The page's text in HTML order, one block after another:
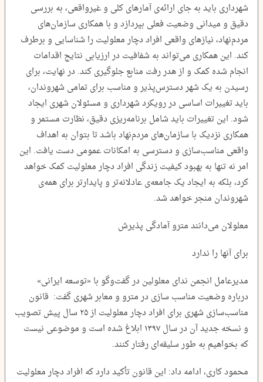
شهرداری باید به جای ارائه‌ی آمارهای کلی و غیرواقعی، به بررسی
دقیق و میدانی وضعیت فعلی بپردازد و با همکاری سازمان‌های
مردم‌نهاد، نیازهای واقعی افراد دچار معلولیت را شناسایی و برطرف
کند. این همکاری می‌تواند به شفافیت در ارزیابی نتایج اقدامات
انجام شده کمک و از هدر رفت منابع جلوگیری کند. در نهایت، برای
رسیدن به یک شهر دسترس‌پذیر و مناسب برای تمامی شهروندان،
باید تغییرات اساسی در رویکرد شهرداری و مسئولان شهری ایجاد
شود. این تغییرات باید شامل برنامه‌ریزی دقیق، نظارت مستمر و
همکاری نزدیک با سازمان‌های مردم‌نهاد باشد تا بتوان به اهداف
واقعی مناسب‌سازی و دسترسی به امکانات عمومی دست یافت. این
امر نه تنها به بهبود کیفیت زندگی افراد دچار معلولیت کمک خواهد
کرد، بلکه به ایجاد یک جامعه‌ی عادلانه‌تر و پایدارتر برای همه‌ی
شهروندان منجر خواهد شد.
معلولان می‌دانند مترو آمادگی پذیرش
برای آنها را ندارد
مدیرعامل انجمن ندای معلولین در گفت‌و‌گو با «توسعه ایرانی»
درباره وضعیت مناسب سازی در مترو و معابر شهری گفت: قانون
مناسب‌سازی شهری برای افراد دچار معلولیت از ۲۵ سال پیش تصویب
و نسخه جدید آن در سال ۱۳۹۷ ابلاغ شده است و موضوعی نیست
که بخواهیم به طور سلیقه‌ای رفتار کنند.
محمود کاری، ادامه داد: این قانون تأکید دارد که افراد دچار معلولیت